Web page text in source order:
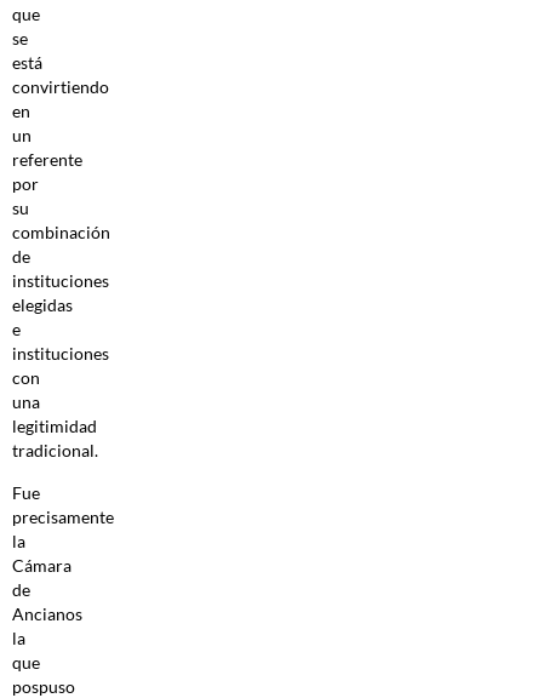
que
se
está
convirtiendo
en
un
referente
por
su
combinación
de
instituciones
elegidas
e
instituciones
con
una
legitimidad
tradicional.
Fue
precisamente
la
Cámara
de
Ancianos
la
que
pospuso